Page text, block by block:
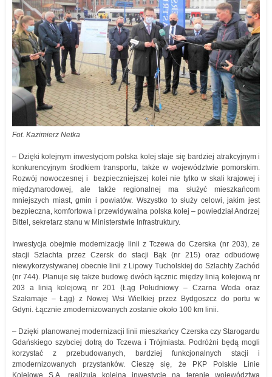
Fot. Kazimierz Netka
– Dzięki kolejnym inwestycjom polska kolej staje się bardziej atrakcyjnym i
konkurencyjnym środkiem transportu, także w województwie pomorskim.
Rozwój nowoczesnej i bezpieczniejszej kolei nie tylko w skali krajowej i
międzynarodowej, ale także regionalnej ma służyć mieszkańcom
mniejszych miast, gmin i powiatów. Wszystko to służy celowi, jakim jest
bezpieczna, komfortowa i przewidywalna polska kolej – powiedział Andrzej
Bittel, sekretarz stanu w Ministerstwie Infrastruktury.
Inwestycja obejmie modernizację linii z Tczewa do Czerska (nr 203), ze
stacji Szlachta przez Czersk do stacji Bąk (nr 215) oraz odbudowę
niewykorzystywanej obecnie linii z Lipowy Tucholskiej do Szlachty Zachód
(nr 744). Planuje się także budowę dwóch łącznic między linią kolejową nr
203 a linią kolejową nr 201 (Łąg Południowy – Czarna Woda oraz
Szałamaje – Łąg) z Nowej Wsi Wielkiej przez Bydgoszcz do portu w
Gdyni. Łącznie zmodernizowanych zostanie około 100 km linii.
– Dzięki planowanej modernizacji linii mieszkańcy Czerska czy Starogardu
Gdańskiego szybciej dotrą do Tczewa i Trójmiasta. Podróżni będą mogli
korzystać z przebudowanych, bardziej funkcjonalnych stacji i
zmodernizowanych przystanków. Cieszę się, że PKP Polskie Linie
Kolejowe S.A. realizują kolejną inwestycję na terenie województwa